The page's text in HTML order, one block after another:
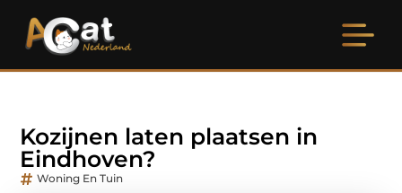
Kozijnen laten plaatsen in
Eindhoven?
Woning En Tuin